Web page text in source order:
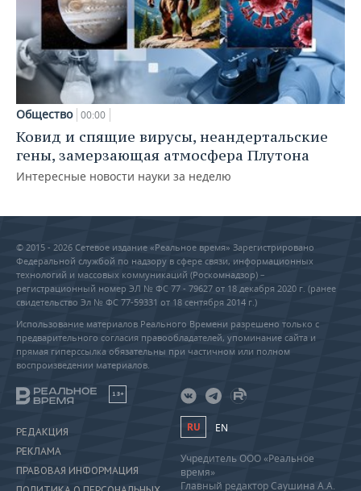
Общество 00:00
Ковид и спящие вирусы, неандертальские
гены, замерзающая атмосфера Плутона
Интересные новости науки за неделю
© 2015 - 2026 Сетевое издание «Реальное время» Зарегистрировано
Федеральной службой по надзору в сфере связи, информационных
технологий и массовых коммуникаций (Роскомнадзор) –
регистрационный номер ЭЛ № ФС 77 - 79627 от 18 декабря 2020 г. (ранее
свидетельство Эл № ФС 77-59331 от 18 сентября 2014 г.)
Использование материалов Реального Времени разрешено только с
предварительного согласия правообладателей, упоминание сайта и
прямая гиперссылка обязательны при частичном или полном
воспроизведении материалов.
18+
РЕДАКЦИЯ
РЕКЛАМА
ПРАВОВАЯ ИНФОРМАЦИЯ
RU EN
Учредитель ООО «Реальное
время»
Главный редактор Саушина А.А.